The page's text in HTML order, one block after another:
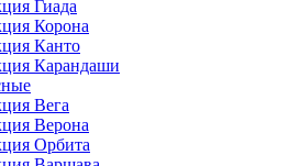
Гиада
Корона
Канто
Карандаши
Вега
Верона
Орбита